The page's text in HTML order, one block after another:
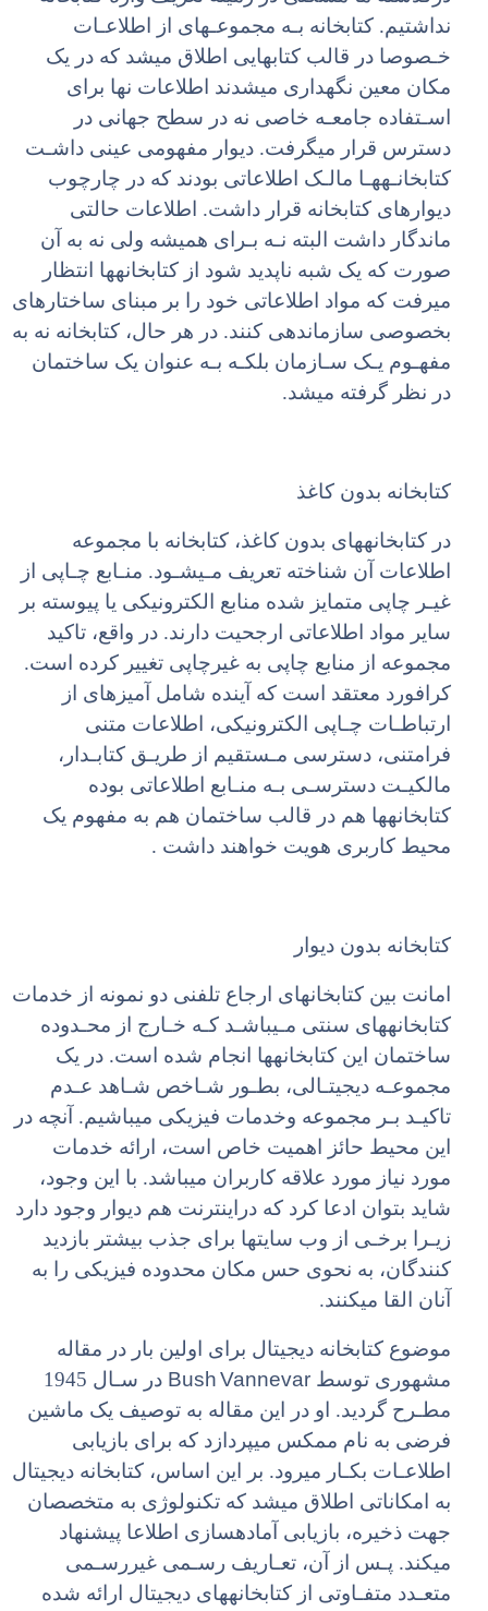
نداشتیم. کتابخانه بـه مجموعـهای از اطلاعـات
خـصوصا در قالب کتابهایی اطلاق میشد که در یک
مکان معین نگهداری میشدند اطلاعات نها برای
اسـتفاده جامعـه خاصی نه در سطح جهانی در
دسترس قرار میگرفت. دیوار مفهومی عینی داشـت
کتابخانـههـا مالـک اطلاعاتی بودند که در چارچوب
دیوارهای کتابخانه قرار داشت. اطلاعات حالتی
ماندگار داشت البته نـه بـرای همیشه ولی نه به آن
صورت که یک شبه ناپدید شود از کتابخانهها انتظار
میرفت که مواد اطلاعاتی خود را بر مبنای ساختارهای
بخصوصی سازماندهی کنند. در هر حال، کتابخانه نه به
مفهـوم یـک سـازمان بلکـه بـه عنوان یک ساختمان
در نظر گرفته میشد.
کتابخانه بدون کاغذ
در کتابخانههای بدون کاغذ، کتابخانه با مجموعه
اطلاعات آن شناخته تعریف مـیشـود. منـابع چـاپی از
غیـر چاپی متمایز شده منابع الکترونیکی یا پیوسته بر
سایر مواد اطلاعاتی ارجحیت دارند. در واقع، تاکید
مجموعه از منابع چاپی به غیرچاپی تغییر کرده است.
کرافورد معتقد است که آینده شامل آمیزهای از
ارتباطـات چـاپی الکترونیکی، اطلاعات متنی
فرامتنی، دسترسی مـستقیم از طریـق کتابـدار،
مالکیـت دسترسـی بـه منـابع اطلاعاتی بوده
کتابخانهها هم در قالب ساختمان هم به مفهوم یک
محیط کاربری هویت خواهند داشت .
کتابخانه بدون دیوار
امانت بین کتابخانهای ارجاع تلفنی دو نمونه از خدمات
کتابخانههای سنتی مـیباشـد کـه خـارج از محـدوده
ساختمان این کتابخانهها انجام شده است. در یک
مجموعـه دیجیتـالی، بطـور شـاخص شـاهد عـدم
تاکیـد بـر مجموعه وخدمات فیزیکی میباشیم. آنچه در
این محیط حائز اهمیت خاص است، ارائه خدمات
مورد نیاز مورد علاقه کاربران میباشد. با این وجود،
شاید بتوان ادعا کرد که دراینترنت هم دیوار وجود دارد
زیـرا برخـی از وب سایتها برای جذب بیشتر بازدید
کنندگان، به نحوی حس مکان محدوده فیزیکی را به
آنان القا میکنند.
موضوع کتابخانه دیجیتال برای اولین بار در مقاله
مشهوری توسط Bush Vannevar
در سـال 1945
مطـرح گردید. او در این مقاله به توصیف یک ماشین
فرضی به نام ممکس میپردازد که برای بازیابی
اطلاعـات بکـار میرود. بر این اساس، کتابخانه دیجیتال
به امکاناتی اطلاق میشد که تکنولوژی به متخصصان
جهت ذخیره، بازیابی آمادهسازی اطلاعا پیشنهاد
میکند. پـس از آن، تعـاریف رسـمی غیررسـمی
متعـدد متفـاوتی از کتابخانههای دیجیتال ارائه شده